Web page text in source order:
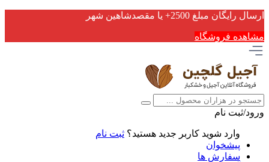
ارسال رایگان مبلغ 2500+ یا مقصدشاهین شهر
مشاهده فروشگاه
ورود/ثبت نام
وارد شوید کاربر جدید هستید؟ ثبت نام
پیشخوان
سفارش ها